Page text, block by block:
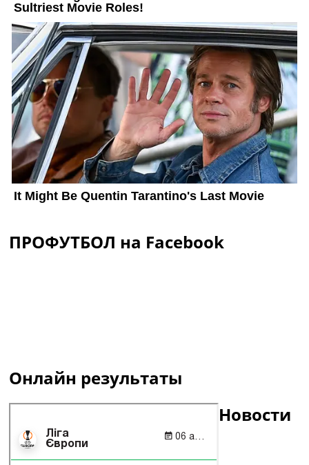
ПРОФУТБОЛ на Facebook
Онлайн результаты
Новости